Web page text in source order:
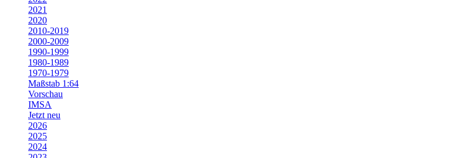
2021
2020
2010-2019
2000-2009
1990-1999
1980-1989
1970-1979
Maßstab 1:64
Vorschau
IMSA
Jetzt neu
2026
2025
2024